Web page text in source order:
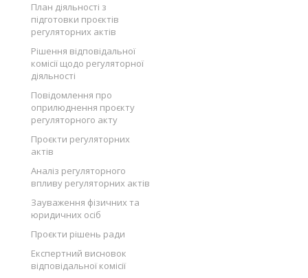
План діяльності з
підготовки проєктів
регуляторних актів
Рішення відповідальної
комісії щодо регуляторної
діяльності
Повідомлення про
оприлюднення проєкту
регуляторного акту
Проєкти регуляторних
актів
Аналіз регуляторного
впливу регуляторних актів
Зауваження фізичних та
юридичних осіб
Проєкти рішень ради
Експертний висновок
відповідальної комісії